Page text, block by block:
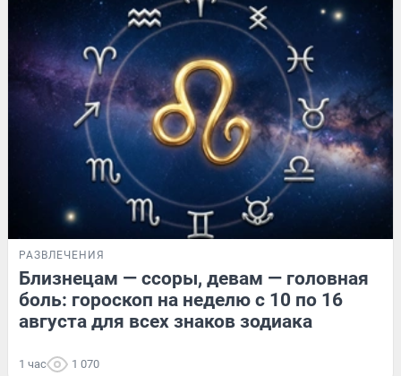
РАЗВЛЕЧЕНИЯ
Близнецам — ссоры, девам — головная
боль: гороскоп на неделю с 10 по 16
августа для всех знаков зодиака
1 час 1 070